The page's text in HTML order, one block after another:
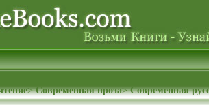
>Современная проза>Современная